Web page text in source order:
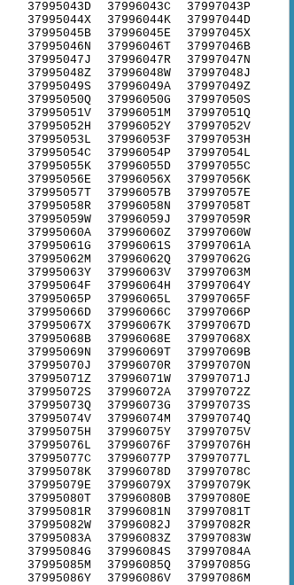
37995043D
37995044X
37995045B
37995046N
37995047J
37995048Z
37995049S
37995050Q
37995051V
37995052H
37995053L
37995054C
37995055K
37995056E
37995057T
37995058R
37995059W
37995060A
37995061G
37995062M
37995063Y
37995064F
37995065P
37995066D
37995067X
37995068B
37995069N
37995070J
37995071Z
37995072S
37995073Q
37995074V
37995075H
37995076L
37995077C
37995078K
37995079E
37995080T
37995081R
37995082W
37995083A
37995084G
37995085M
37995086Y
37996043C
37996044K
37996045E
37996046T
37996047R
37996048W
37996049A
37996050G
37996051M
37996052Y
37996053F
37996054P
37996055D
37996056X
37996057B
37996058N
37996059J
37996060Z
37996061S
37996062Q
37996063V
37996064H
37996065L
37996066C
37996067K
37996068E
37996069T
37996070R
37996071W
37996072A
37996073G
37996074M
37996075Y
37996076F
37996077P
37996078D
37996079X
37996080B
37996081N
37996082J
37996083Z
37996084S
37996085Q
37996086V
37997043P
37997044D
37997045X
37997046B
37997047N
37997048J
37997049Z
37997050S
37997051Q
37997052V
37997053H
37997054L
37997055C
37997056K
37997057E
37997058T
37997059R
37997060W
37997061A
37997062G
37997063M
37997064Y
37997065F
37997066P
37997067D
37997068X
37997069B
37997070N
37997071J
37997072Z
37997073S
37997074Q
37997075V
37997076H
37997077L
37997078C
37997079K
37997080E
37997081T
37997082R
37997083W
37997084A
37997085G
37997086M